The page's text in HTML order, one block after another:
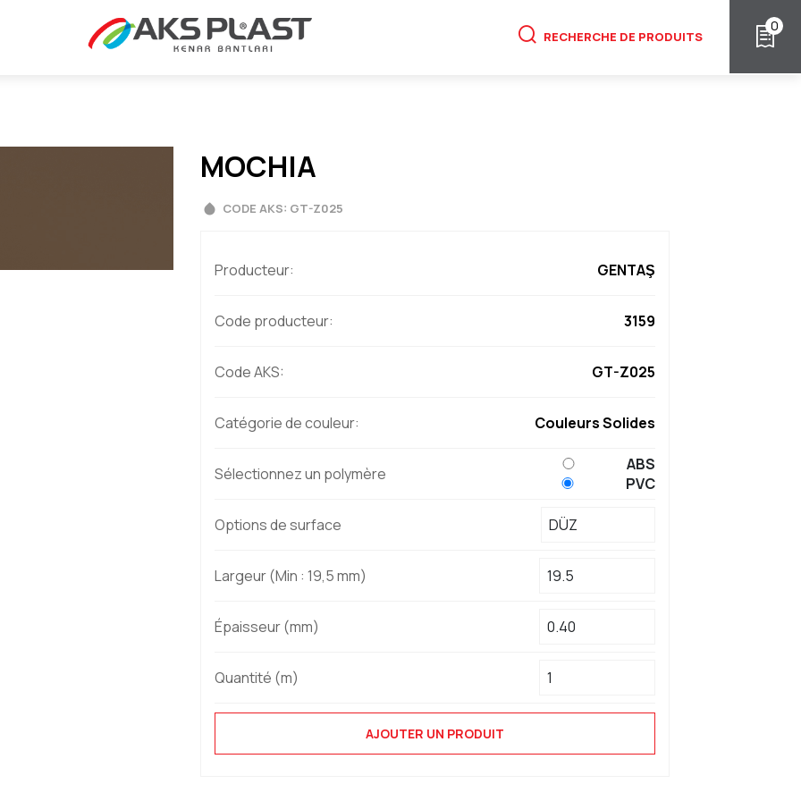
RECHERCHE DE PRODUITS
0
MOCHIA
CODE AKS: GT-Z025
Producteur: GENTAŞ
Code producteur: 3159
Code AKS: GT-Z025
Catégorie de couleur: Couleurs Solides
Sélectionnez un polymère
ABS
PVC
Options de surface
Largeur (Min : 19,5 mm)
Épaisseur (mm)
Quantité (m)
AJOUTER UN PRODUIT